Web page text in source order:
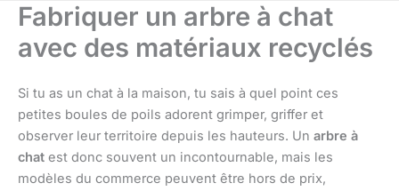
Fabriquer un arbre à chat
avec des matériaux recyclés
Si tu as un chat à la maison, tu sais à quel point ces
petites boules de poils adorent grimper, griffer et
observer leur territoire depuis les hauteurs. Un arbre à
chat est donc souvent un incontournable, mais les
modèles du commerce peuvent être hors de prix,